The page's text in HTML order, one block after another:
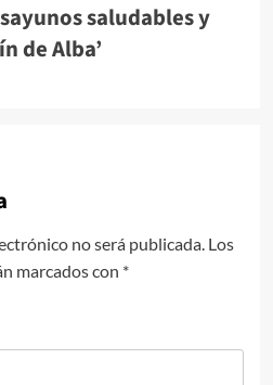
saludables y
de Alba’
no será publicada. Los
marcados con *